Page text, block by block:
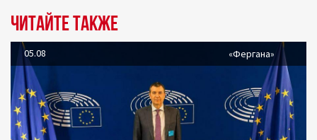
Читайте также
05.08 «Фергана»